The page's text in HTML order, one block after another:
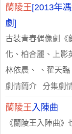
蘭陵王[2013年
劇]
古裝青春偶像劇《
化、柏合麗、上影
林依晨、 、翟天
劇情簡介 分集劇
蘭陵王入陳曲
《蘭陵王入陣曲